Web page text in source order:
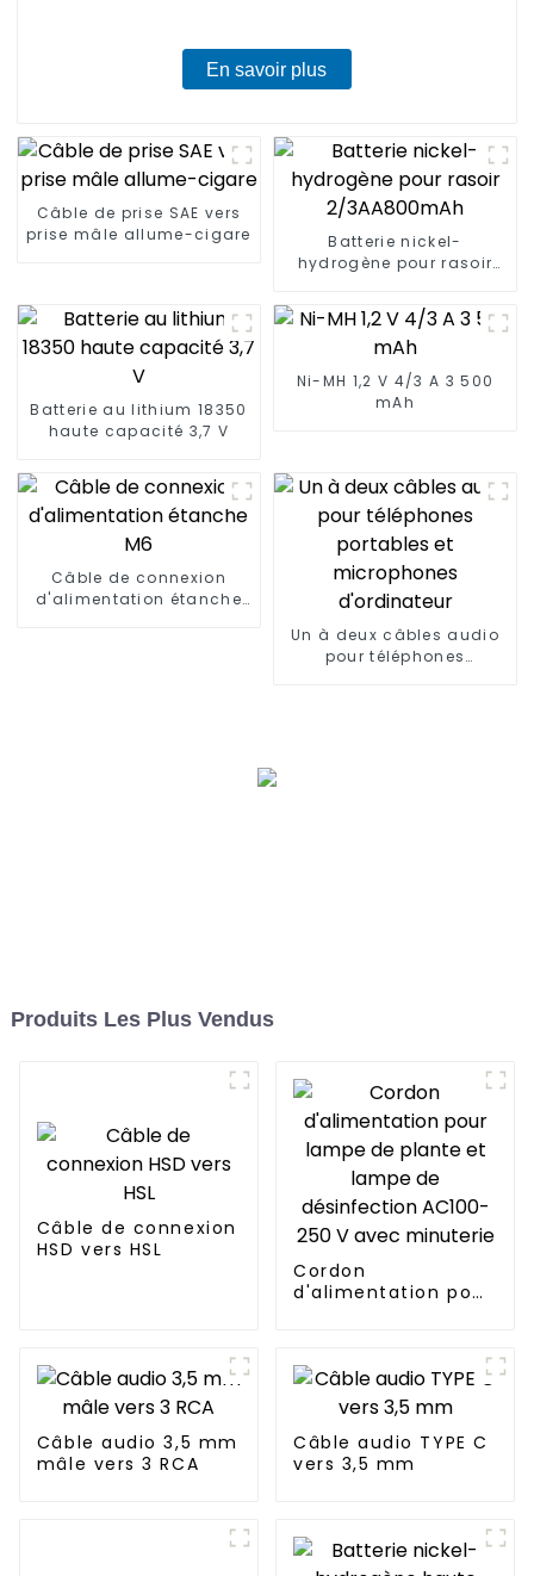
En savoir plus
Câble de prise SAE vers
prise mâle allume-cigare
Batterie nickel-
hydrogène pour rasoir
Batterie au lithium 18350
haute capacité 3,7 V
Ni-MH 1,2 V 4/3 A 3 500
mAh
Câble de connexion
d'alimentation étanche
Un à deux câbles audio
pour téléphones
Produits Les Plus Vendus
Câble de connexion
HSD vers HSL
Cordon
d'alimentation pour
AC100-250 V avec
minuterie
Câble audio 3,5 mm
mâle vers 3 RCA
Câble audio TYPE C
vers 3,5 mm